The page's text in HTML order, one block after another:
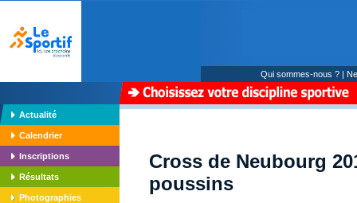
Qui sommes-nous ? |
Actualité
Calendrier
Inscriptions
Résultats
Photographies
Cross de Neubourg
poussins